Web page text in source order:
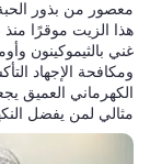
هذا الزيت موقرًا
الكهرماني العميق
مثالي لمن يفضل